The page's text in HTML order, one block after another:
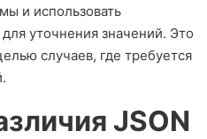
и использовать
уточнения значений. Это
случаев, где требуется
JSON